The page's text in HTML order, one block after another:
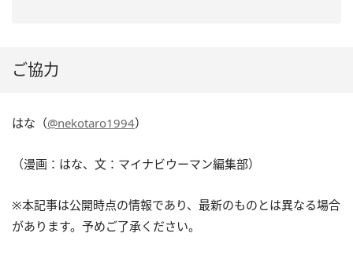
ご協力
はな（@nekotaro1994）
（漫画：はな、文：マイナビウーマン編集部）
※本記事は公開時点の情報であり、最新のものとは異なる場合
があります。予めご了承ください。